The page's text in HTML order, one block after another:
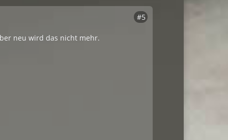
#5
neu wird das nicht mehr.